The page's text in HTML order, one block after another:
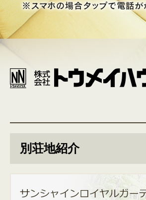
別荘地紹介